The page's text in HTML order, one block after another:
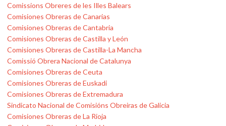
Comissions Obreres de les Illes Balears
Comisiones Obreras de Canarias
Comisiones Obreras de Cantabria
Comisiones Obreras de Castilla y León
Comisiones Obreras de Castilla-La Mancha
Comissió Obrera Nacional de Catalunya
Comisiones Obreras de Ceuta
Comisiones Obreras de Euskadi
Comisiones Obreras de Extremadura
Sindicato Nacional de Comisións Obreiras de Galicia
Comisiones Obreras de La Rioja